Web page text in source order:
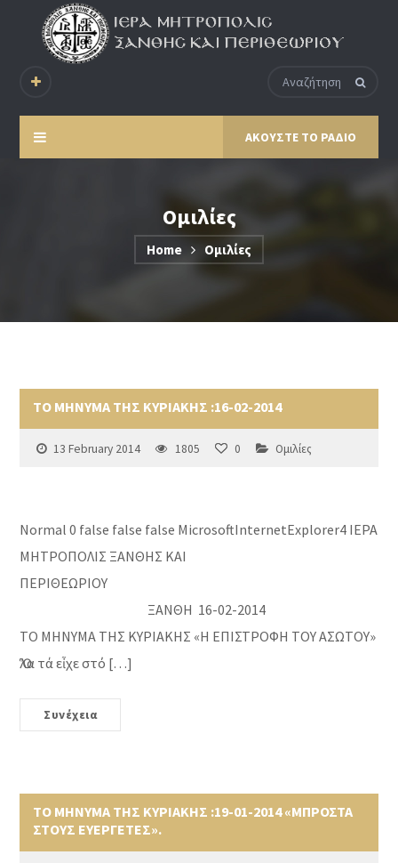
ΑΚΟΥΣΤΕ ΤΟ ΡΑΔΙΟ
Ομιλίες
Home Ομιλίες
ΤΟ ΜΗΝΥΜΑ ΤΗΣ ΚΥΡΙΑΚΗΣ :16-02-2014
13 February 2014 1805 0 Ομιλίες
Normal 0 false false false MicrosoftInternetExplorer4 ΙΕΡΑ
ΜΗΤΡΟΠΟΛΙΣ ΞΑΝΘΗΣ ΚΑΙ
ΠΕΡΙΘΕΩΡΙΟΥ
ΞΑΝΘΗ 16-02-2014
ΤΟ ΜΗΝΥΜΑ ΤΗΣ ΚΥΡΙΑΚΗΣ «Η ΕΠΙΣΤΡΟΦΗ ΤΟΥ ΑΣΩΤΟΥ»
Ὅλα τά εἶχε στό […]
Συνέχεια
ΤΟ ΜΗΝΥΜΑ ΤΗΣ ΚΥΡΙΑΚΗΣ :19-01-2014 «ΜΠΡΟΣΤΑ
ΣΤΟΥΣ ΕΥΕΡΓΕΤΕΣ».